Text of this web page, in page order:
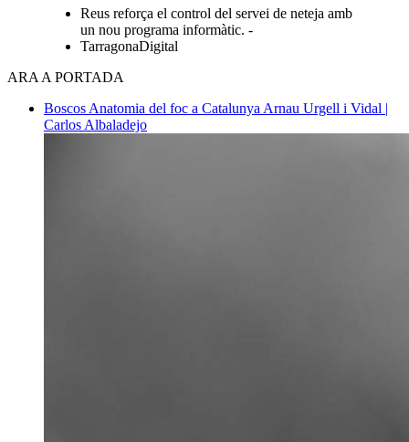
Reus reforça el control del servei de neteja amb
un nou programa informàtic. -
TarragonaDigital
ARA A PORTADA
Boscos Anatomia del foc a Catalunya Arnau Urgell i Vidal |
Carlos Albaladejo